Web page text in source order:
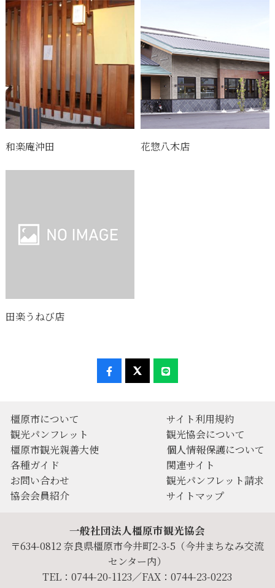
和楽庵沖田 花惣八木店
田楽うねび店
橿原市について
観光パンフレット
橿原市観光親善大使
各種ガイド
お問い合わせ
協会会員紹介
サイト利用規約
観光協会について
個人情報保護について
関連サイト
観光パンフレット請求
サイトマップ
一般社団法人橿原市観光協会
〒634-0812 奈良県橿原市今井町2-3-5（今井まちなみ交流
センター内）
TEL：0744-20-1123／FAX：0744-23-0223